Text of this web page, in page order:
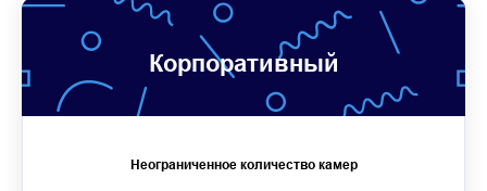
Корпоративный
Неограниченное количество камер